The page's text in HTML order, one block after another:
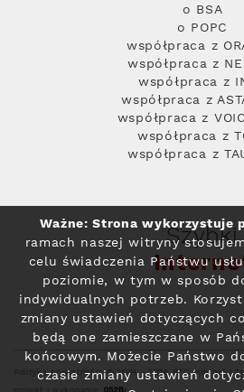
o BSA
o POPC
współpraca z
współpraca z
współpraca z
współpraca z
współpraca z
współpraca z
współpraca z
Szybki
Polityka prywatności© 2004 - 2026 RFC Internet i
Ważne: Strona wykorzystuje
ramach naszej witryny
celu świadczenia Państwu
poziomie, w tym w sposób
indywidualnych potrzeb.
zmiany ustawień dotyczących
będą one zamieszczane w
końcowym. Możecie Państwo
czasie zmiany ustawień